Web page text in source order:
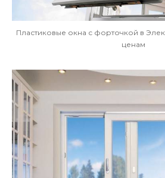
Пластиковые окна с форточкой в
ценам